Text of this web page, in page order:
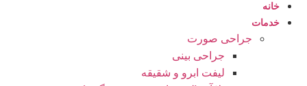
خانه
خدمات
جراحی صورت
جراحی بینی
لیفت ابرو و شقیقه